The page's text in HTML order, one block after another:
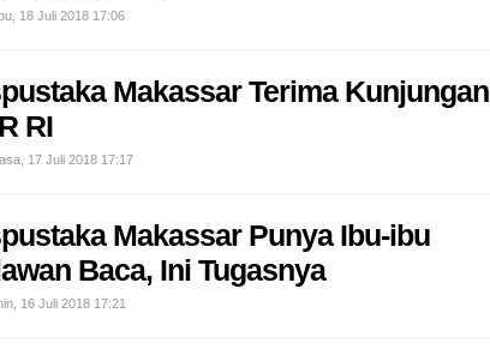
18 Juli 2018 17:06
Makassar Terima Kunjungan
RI
17 Juli 2018 17:17
Makassar Punya Ibu-ibu
Baca, Ini Tugasnya
16 Juli 2018 17:21